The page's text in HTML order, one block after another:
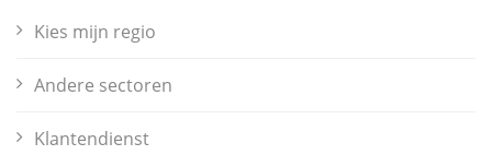
Kies mijn regio
Andere sectoren
Klantendienst